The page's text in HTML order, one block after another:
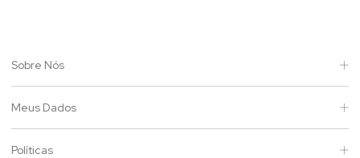
Sobre Nós
Meus Dados
Políticas